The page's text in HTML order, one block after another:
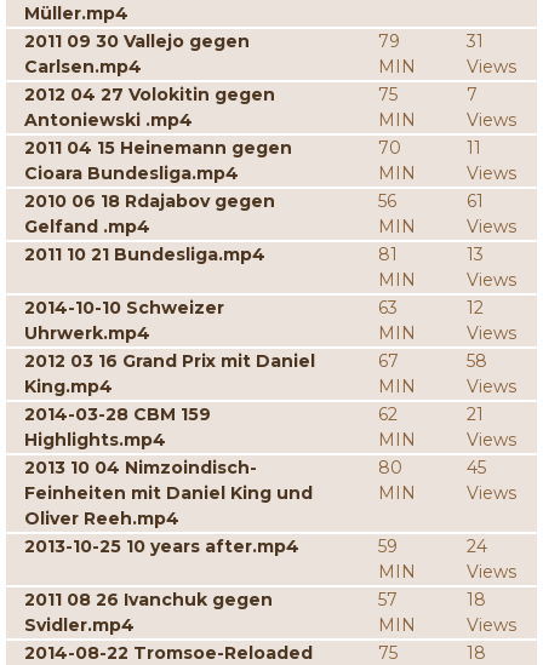
Müller.mp4
2011 09 30 Vallejo gegen
Carlsen.mp4
79
MIN
31
Views
2012 04 27 Volokitin gegen
Antoniewski .mp4
75
MIN
7
Views
2011 04 15 Heinemann gegen
Cioara Bundesliga.mp4
70
MIN
11
Views
2010 06 18 Rdajabov gegen
Gelfand .mp4
56
MIN
61
Views
2011 10 21 Bundesliga.mp4
81
MIN
13
Views
2014-10-10 Schweizer
Uhrwerk.mp4
63
MIN
12
Views
2012 03 16 Grand Prix mit Daniel
King.mp4
67
MIN
58
Views
2014-03-28 CBM 159
Highlights.mp4
62
MIN
21
Views
2013 10 04 Nimzoindisch-
Feinheiten mit Daniel King und
Oliver Reeh.mp4
80
MIN
45
Views
2013-10-25 10 years after.mp4
59
MIN
24
Views
2011 08 26 Ivanchuk gegen
Svidler.mp4
57
MIN
18
Views
2014-08-22 Tromsoe-Reloaded
75
18